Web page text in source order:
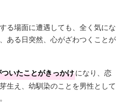
る場面に遭遇しても、全く気にな
ある日突然、心がざわつくことが
いたことがきっかけになり、恋
生え、幼馴染のことを男性として